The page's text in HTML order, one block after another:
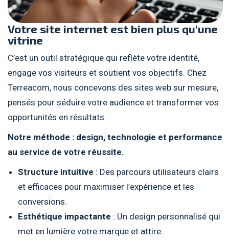
Votre site internet est bien plus qu’une
vitrine
C’est un outil stratégique qui reflète votre identité,
engage vos visiteurs et soutient vos objectifs. Chez
Terreacom, nous concevons des sites web sur mesure,
pensés pour séduire votre audience et transformer vos
opportunités en résultats.
Notre méthode : design, technologie et performance
au service de votre réussite.
Structure intuitive : Des parcours utilisateurs clairs
et efficaces pour maximiser l’expérience et les
conversions.
Esthétique impactante : Un design personnalisé qui
met en lumière votre marque et attire